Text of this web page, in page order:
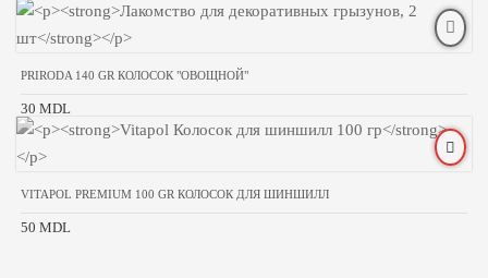
PRIRODA 140 GR КОЛОСОК "ОВОЩНОЙ"
30 MDL
VITAPOL PREMIUM 100 GR КОЛОСОК ДЛЯ ШИНШИЛЛ
50 MDL